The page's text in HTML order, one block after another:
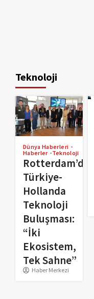
Teknoloji
Dünya Haberleri
Haberler Teknoloji
Rotterdam’da
Türkiye-
Hollanda
Teknoloji
Buluşması:
“İki
Ekosistem,
Tek Sahne”
Haber Merkezi